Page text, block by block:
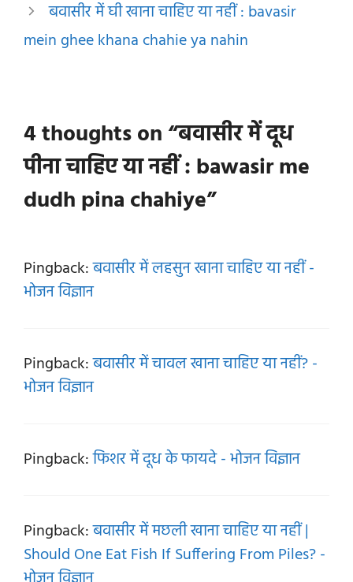
बवासीर में घी खाना चाहिए या नहीं : bavasir
mein ghee khana chahie ya nahin
4 thoughts on “बवासीर में दूध
पीना चाहिए या नहीं : bawasir me
dudh pina chahiye”
Pingback:बवासीर में लहसुन खाना चाहिए या नहीं -
भोजन विज्ञान
Pingback:बवासीर में चावल खाना चाहिए या नहीं? -
भोजन विज्ञान
Pingback:फिशर में दूध के फायदे - भोजन विज्ञान
Pingback:बवासीर में मछली खाना चाहिए या नहीं |
Should One Eat Fish If Suffering From Piles? -